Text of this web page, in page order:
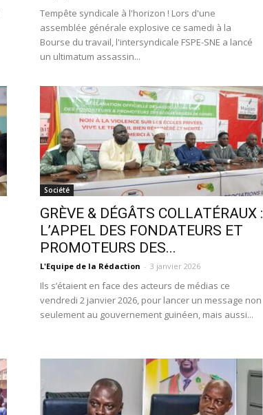
Tempête syndicale à l'horizon ! Lors d'une
assemblée générale explosive ce samedi à la
Bourse du travail, l'intersyndicale FSPE-SNE a lancé
un ultimatum assassin...
Société
GRÈVE & DÉGÂTS COLLATÉRAUX :
L’APPEL DES FONDATEURS ET
PROMOTEURS DES...
L'Equipe de la Rédaction - 3 janvier 2026
Ils s’étaient en face des acteurs de médias ce
vendredi 2 janvier 2026, pour lancer un message non
seulement au gouvernement guinéen, mais aussi...